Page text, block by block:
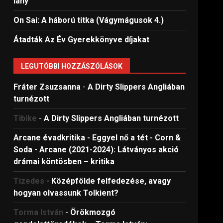
On Sai: A ​háború titka (Vágymágusok 4.)
Átadták Az Év Gyerekkönyve díjakat
LEGUTÓBBI HOZZÁSZÓLÁSOK
Fráter Zsuzsanna -A Dirty Slippers Angliában
turnézott
Tibike -A Dirty Slippers Angliában turnézott
Arcane évadkritika - Eggyel nő a tét - Corn &
Soda -Arcane (2021-2024): Látványos akció
drámai köntösben – kritika
Tizedes - Középfölde felfedezése, avagy
hogyan olvassunk Tolkient?
Torma István - Örökmozgó